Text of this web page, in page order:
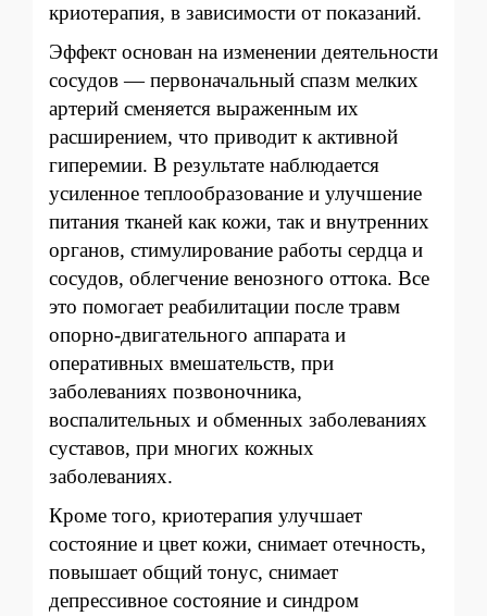
криотерапия, в зависимости от показаний.
Эффект основан на изменении деятельности
сосудов — первоначальный спазм мелких
артерий сменяется выраженным их
расширением, что приводит к активной
гиперемии. В результате наблюдается
усиленное теплообразование и улучшение
питания тканей как кожи, так и внутренних
органов, стимулирование работы сердца и
сосудов, облегчение венозного оттока. Все
это помогает реабилитации после травм
опорно-двигательного аппарата и
оперативных вмешательств, при
заболеваниях позвоночника,
воспалительных и обменных заболеваниях
суставов, при многих кожных
заболеваниях.
Кроме того, криотерапия улучшает
состояние и цвет кожи, снимает отечность,
повышает общий тонус, снимает
депрессивное состояние и синдром